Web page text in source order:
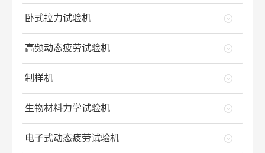
卧式拉力试验机
高频动态疲劳试验机
制样机
生物材料力学试验机
电子式动态疲劳试验机